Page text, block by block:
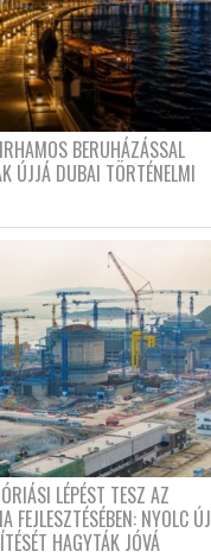
BERUHÁZÁSSAL
ÚJJÁ DUBAI TÖRTÉNELMI
LÉPÉST TESZ AZ
FEJLESZTÉSÉBEN: NYOLC ÚJ
HAGYTÁK JÓVÁ